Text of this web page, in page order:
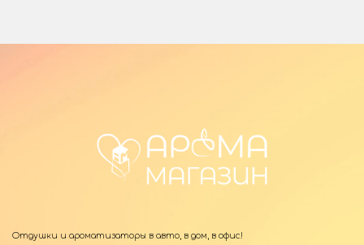
Отдушки и ароматизаторы в авто, в дом, в офис!